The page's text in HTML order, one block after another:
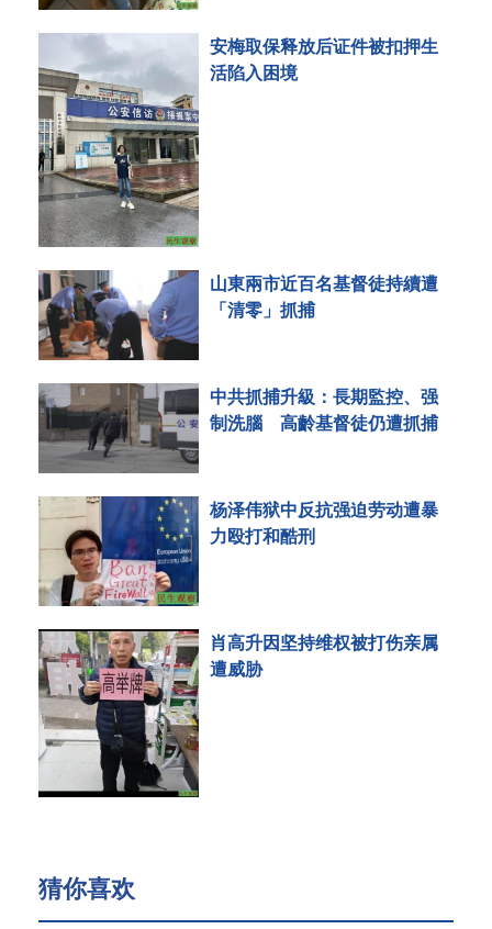
安梅取保释放后证件被扣押生
活陷入困境
山東兩市近百名基督徒持續遭
「清零」抓捕
中共抓捕升級：長期監控、强
制洗腦 高齡基督徒仍遭抓捕
杨泽伟狱中反抗强迫劳动遭暴
力殴打和酷刑
肖高升因坚持维权被打伤亲属
遭威胁
猜你喜欢